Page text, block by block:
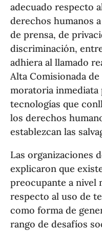
adecuado respecto
derechos humanos
de prensa, de
discriminación,
adhiera al llamado
Alta Comisionada
moratoria inmediata
tecnologías que
los derechos
establezcan las
Las organizaciones
explicaron que
preocupante a nivel
respecto al uso de
como forma de
rango de desafíos